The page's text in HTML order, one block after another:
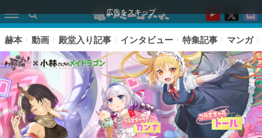
広告をスキップ
赫本 動画 殿堂入り記事 インタビュー 特集記事 マンガ